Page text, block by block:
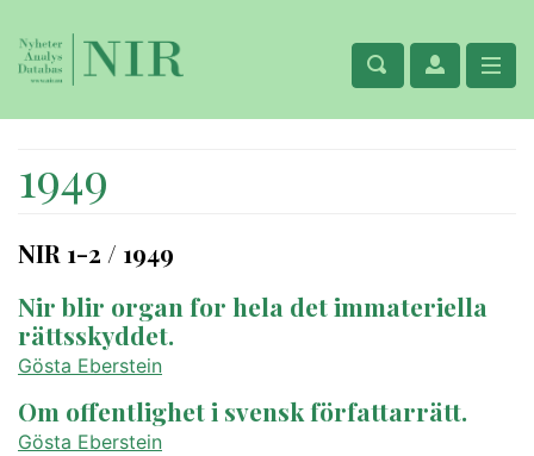
1949
NIR 1-2 / 1949
Nir blir organ for hela det immateriella
rättsskyddet.
Gösta Eberstein
Om offentlighet i svensk författarrätt.
Gösta Eberstein